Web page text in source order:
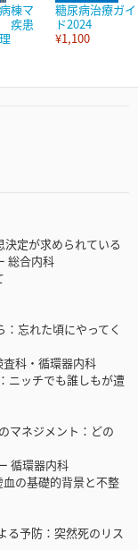
棟マ
疾患
糖尿病治療ガイ
ド2024
¥1,100
定が求められている
総合内科
忘れた頃にやってく
科・循環器内科
ニッチでも誰しもが遭
マネジメント：どの
循環器内科
の基礎的背景と不整
る予防：突然死のリス